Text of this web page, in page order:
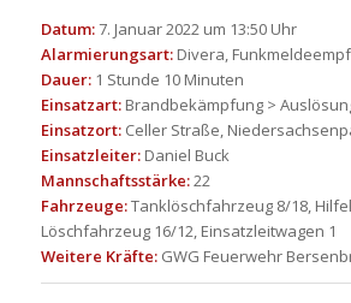
Datum:7. Januar 2022 um 13:50 Uhr
Alarmierungsart:Divera,
Dauer:1 Stunde 10 Minuten
Einsatzart:Brandbekämpfung >
Einsatzort:Celler Straße,
Einsatzleiter:Daniel Buck
Mannschaftsstärke:22
Fahrzeuge:Tanklöschfahrzeug 8/18,
Löschfahrzeug 16/12, Einsatzleitwagen 1
Weitere Kräfte:GWG Feuerwehr